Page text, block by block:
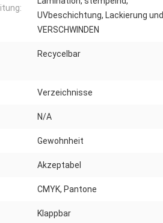
UVbeschichtung, Lackierung und
VERSCHWINDEN
Recycelbar
Verzeichnisse
N/A
Gewohnheit
Akzeptabel
CMYK, Pantone
Klappbar